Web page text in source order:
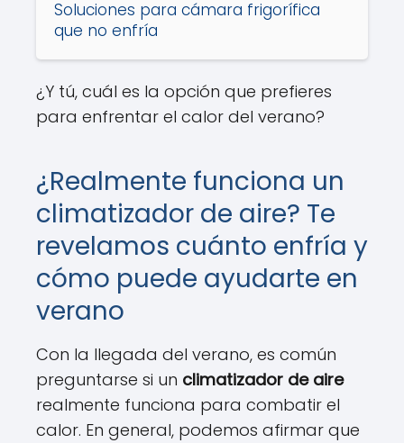
Soluciones para cámara frigorífica
que no enfría
¿Y tú, cuál es la opción que prefieres
para enfrentar el calor del verano?
¿Realmente funciona un
climatizador de aire? Te
revelamos cuánto enfría y
cómo puede ayudarte en
verano
Con la llegada del verano, es común
preguntarse si un climatizador de aire
realmente funciona para combatir el
calor. En general, podemos afirmar que